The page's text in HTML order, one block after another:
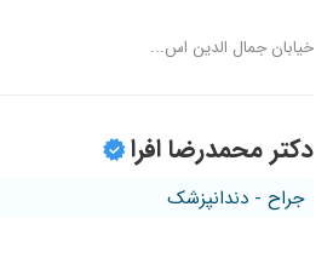
خیابان جمال الدین اس...
دکتر محمدرضا افرا
جراح - دندانپزشک